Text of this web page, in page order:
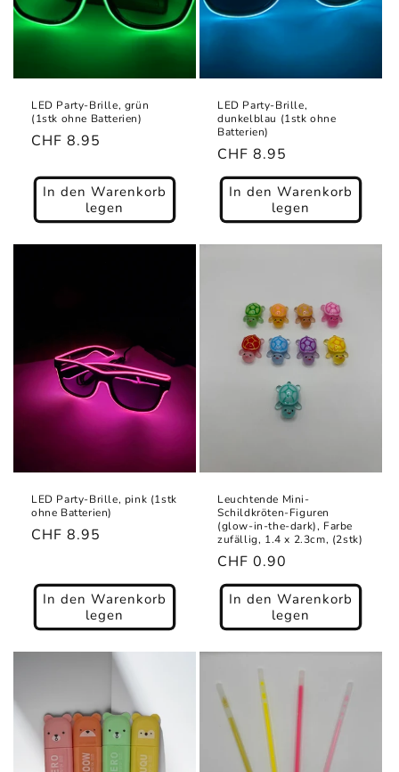
LED Party-Brille, grün
(1stk ohne Batterien)
Normaler
CHF 8.95
In den Warenkorb
legen
LED Party-Brille,
dunkelblau (1stk ohne
Batterien)
Normaler
Preis
CHF 8.95
In den Warenkorb
legen
LED Party-Brille, pink (1stk
ohne Batterien)
Normaler
CHF 8.95
In den Warenkorb
legen
Leuchtende Mini-
Schildkröten-Figuren
(glow-in-the-dark), Farbe
zufällig, 1.4 x 2.3cm, (2stk)
Normaler
Preis
CHF 0.90
In den Warenkorb
legen